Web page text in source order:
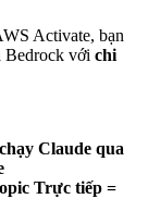
Activate, bạn
Bedrock với chi
Claude qua
Trực tiếp =